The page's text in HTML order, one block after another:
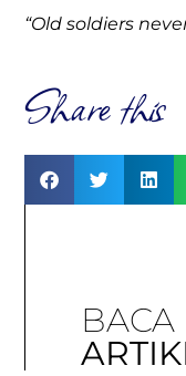
“Old soldiers
Share this
BACA